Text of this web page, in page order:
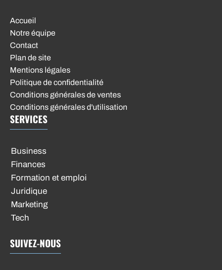
Accueil
Notre équipe
Contact
Plan de site
Mentions légales
Politique de confidentialité
Conditions générales de ventes
Conditions générales d'utilisation
SERVICES
Business
Finances
Formation et emploi
Juridique
Marketing
Tech
SUIVEZ-NOUS